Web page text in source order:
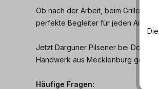
Ob nach der Arbeit, beim Grillen
perfekte Begleiter für jeden Anlass.
Jetzt Darguner Pilsener bei
Handwerk aus Mecklenburg
Häufige Fragen: